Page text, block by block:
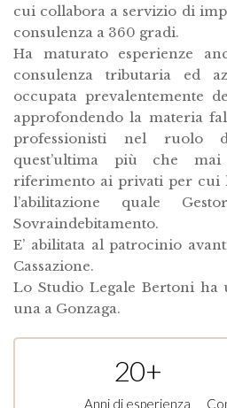
cui collabora a servizio di
consulenza a 360 gradi.
Ha maturato esperienze
consulenza tributaria ed
occupata prevalentemente
approfondendo la materia
professionisti nel ruolo
quest’ultima più che
riferimento ai privati per cui
l’abilitazione quale
Sovraindebitamento.
E’ abilitata al patrocinio
Cassazione.
Lo Studio Legale Bertoni ha
una a Gonzaga.
Anni di esperienza
20+